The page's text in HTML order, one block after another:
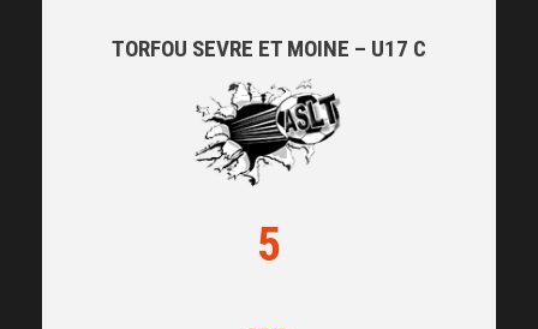
TORFOU SEVRE ET MOINE – U17 C
5